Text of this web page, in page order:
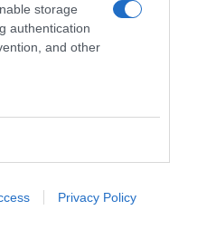
storage
authentication
and other
Privacy Policy
και
των όρων της
σχετική με
να βγάλεις